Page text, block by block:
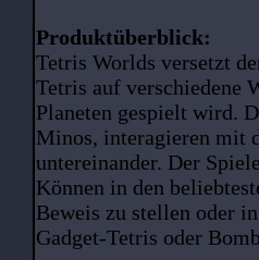
Produktüberblick:
Tetris Worlds versetzt
Tetris auf verschiedene
Planeten gespielt wird.
Minos, interagieren mit
untereinander. Der
Können in den
Beweis zu stellen oder
Gadget-Tetris oder